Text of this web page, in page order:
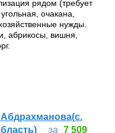
рядом (требует
очакана,
нужды.
абрикосы, вишня,
Абдрахманова(с.
за 7 509